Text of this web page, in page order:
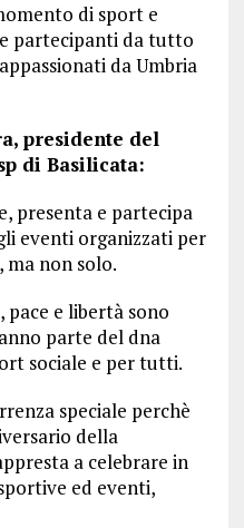
di sport e
partecipanti da tutto
da Umbria
presidente del
di Basilicata:
presenta e partecipa
eventi organizzati per
ma non solo.
pace e libertà sono
parte del dna
sociale e per tutti.
speciale perchè
della
a celebrare in
ed eventi,